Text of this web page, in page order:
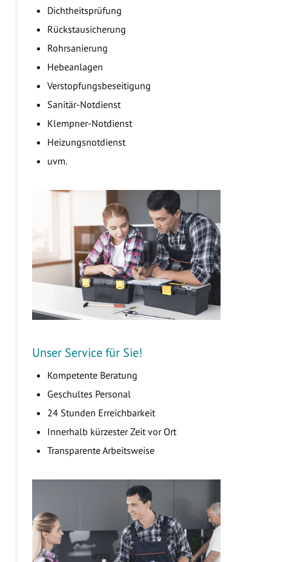
Dichtheitsprüfung
Rückstausicherung
Rohrsanierung
Hebeanlagen
Verstopfungsbeseitigung
Sanitär-Notdienst
Klempner-Notdienst
Heizungsnotdienst
uvm.
Unser Service für Sie!
Kompetente Beratung
Geschultes Personal
24 Stunden Erreichbarkeit
Innerhalb kürzester Zeit vor Ort
Transparente Arbeitsweise